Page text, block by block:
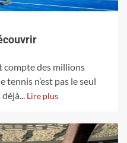
compte des millions
tennis n’est pas le seul
Lire plus